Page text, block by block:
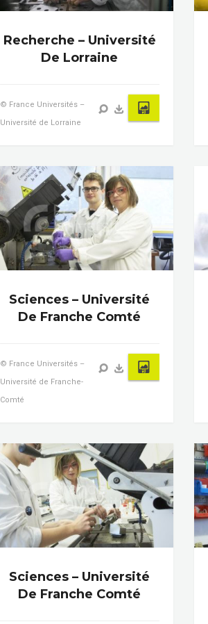
Recherche – Université
De Lorraine
© France Universités –
Université de Lorraine
Sciences – Université
De Franche Comté
© France Universités –
Université de Franche-
Comté
Sciences – Université
De Franche Comté